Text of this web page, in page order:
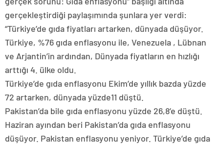
gerçekleştirdiği paylaşımında şunlara yer verdi:
“Türkiye’de gıda fiyatları artarken, dünyada düşüyor.
Türkiye, %76 gıda enflasyonu ile, Venezuela , Lübnan
ve Arjantin’in ardından, Dünyada fiyatların en hızlığı
arttığı 4. ülke oldu.
Türkiye’de gıda enflasyonu Ekim’de yıllık bazda yüzde
72 artarken, dünyada yüzde11 düştü.
Pakistan’da bile gıda enflasyonu yüzde 26,8’e düştü.
Haziran ayından beri Pakistan’da gıda enflasyonu
düşüyor. Pakistan enflasyonu yeniyor. Türkiye’de gıda